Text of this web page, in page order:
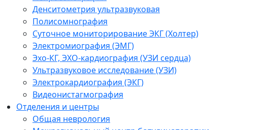
Денситометрия ультразвуковая
Полисомнография
Суточное мониторирование ЭКГ (Холтер)
Электромиография (ЭМГ)
Эхо-КГ, ЭХО-кардиография (УЗИ сердца)
Ультразвуковое исследование (УЗИ)
Электрокардиография (ЭКГ)
Видеонистагмография
Отделения и центры
Общая неврология